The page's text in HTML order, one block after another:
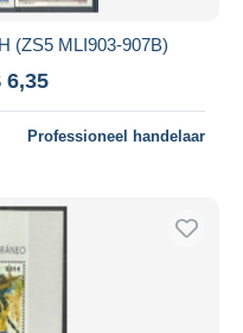
(ZS5 MLI903-907B)
6,35
Professioneel handelaar